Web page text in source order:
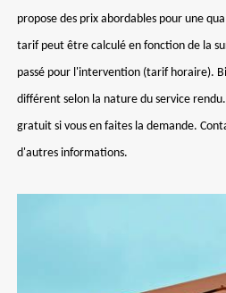
propose des prix abordables pour une
tarif peut être calculé en fonction de la
passé pour l'intervention (tarif horaire).
différent selon la nature du service
gratuit si vous en faites la demande.
d'autres informations.